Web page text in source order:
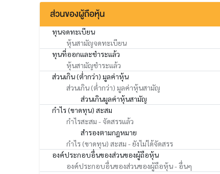
ส่วนของผู้ถือหุ้น
ทุนจดทะเบียน
หุ้นสามัญจดทะเบียน
ทุนที่ออกและชำระแล้ว
หุ้นสามัญชำระแล้ว
ส่วนเกิน (ต่ำกว่า) มูลค่าหุ้น
ส่วนเกิน (ต่ำกว่า) มูลค่าหุ้นสามัญ
ส่วนเกินมูลค่าหุ้นสามัญ
กำไร (ขาดทุน) สะสม
กำไรสะสม - จัดสรรแล้ว
สำรองตามกฎหมาย
กำไร (ขาดทุน) สะสม - ยังไม่ได้จัดสรร
องค์ประกอบอื่นของส่วนของผู้ถือหุ้น
องค์ประกอบอื่นของส่วนของผู้ถือหุ้น - อื่นๆ